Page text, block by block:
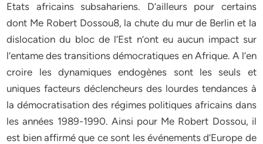
Etats africains subsahariens. D’ailleurs pour certains
dont Me Robert Dossou8, la chute du mur de Berlin et la
dislocation du bloc de l’Est n’ont eu aucun impact sur
l’entame des transitions démocratiques en Afrique. A l’en
croire les dynamiques endogènes sont les seuls et
uniques facteurs déclencheurs des lourdes tendances à
la démocratisation des régimes politiques africains dans
les années 1989-1990. Ainsi pour Me Robert Dossou, il
est bien affirmé que ce sont les événements d’Europe de